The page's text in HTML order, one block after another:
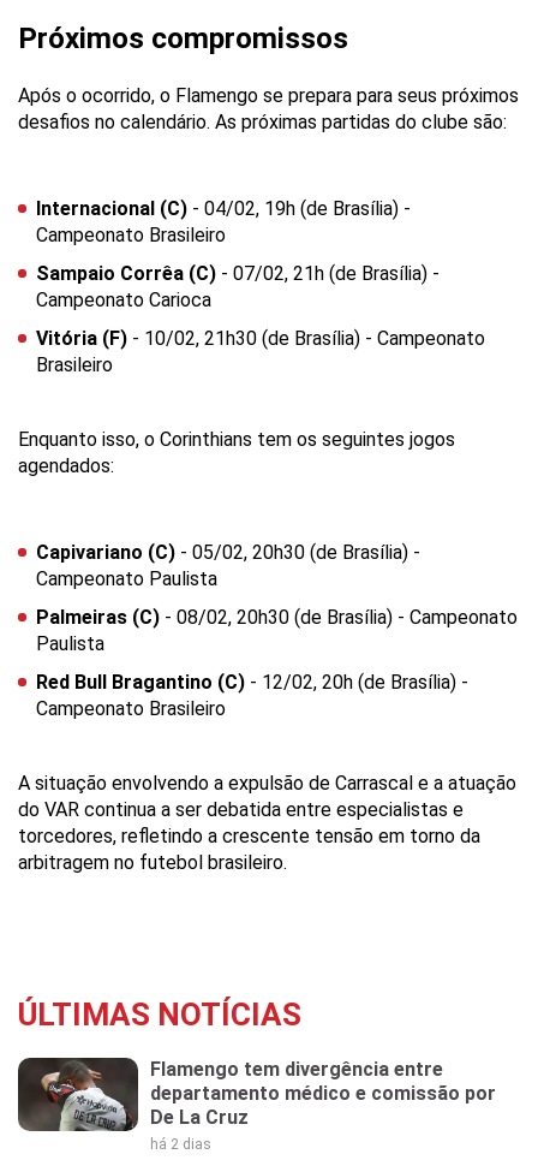
Próximos compromissos
Após o ocorrido, o Flamengo se prepara para seus próximos
desafios no calendário. As próximas partidas do clube são:
Internacional (C) - 04/02, 19h (de Brasília) -
Campeonato Brasileiro
Sampaio Corrêa (C) - 07/02, 21h (de Brasília) -
Campeonato Carioca
Vitória (F) - 10/02, 21h30 (de Brasília) - Campeonato
Brasileiro
Enquanto isso, o Corinthians tem os seguintes jogos
agendados:
Capivariano (C) - 05/02, 20h30 (de Brasília) -
Campeonato Paulista
Palmeiras (C) - 08/02, 20h30 (de Brasília) - Campeonato
Paulista
Red Bull Bragantino (C) - 12/02, 20h (de Brasília) -
Campeonato Brasileiro
A situação envolvendo a expulsão de Carrascal e a atuação
do VAR continua a ser debatida entre especialistas e
torcedores, refletindo a crescente tensão em torno da
arbitragem no futebol brasileiro.
ÚLTIMAS NOTÍCIAS
Flamengo tem divergência entre
departamento médico e comissão por
De La Cruz
há 2 dias